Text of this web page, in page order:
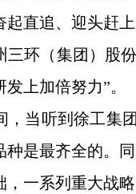
直追、迎头赶上
三环（集团）股
上加倍努力”。
，当听到徐工集
是最齐全的。
一系列重大战略